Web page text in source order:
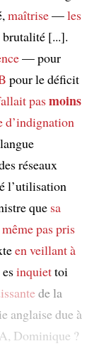
maîtrise—les
[...].
— pour
pour le déficit
pasmoins
d’indignation
réseaux
l’utilisation
que sa
pas pris
en veillant à
inquiettoi
de la
anglaise due à
Dominique ?